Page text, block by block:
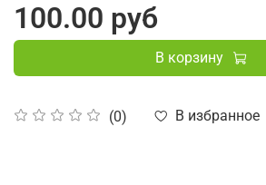
(0) В избранное
100.00 руб
В корзину